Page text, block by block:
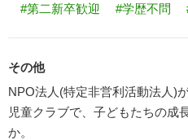
#第二新卒歓迎
#学歴不問
その他
NPO法人(特定非営利活動法人)
児童クラブで、子どもたちの成
か。